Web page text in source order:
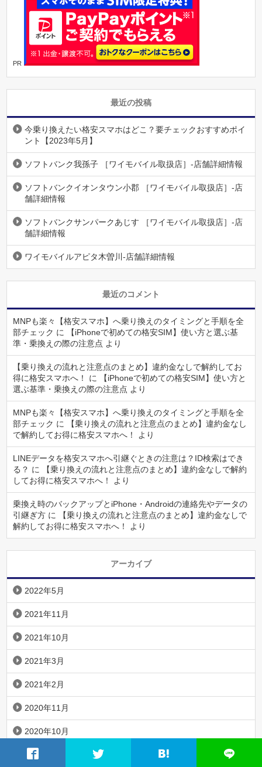
PR
最近の投稿
今乗り換えたい格安スマホはどこ？要チェックおすすめポイ
ント【2023年5月】
ソフトバンク我孫子 ［ワイモバイル取扱店］-店舗詳細情報
ソフトバンクイオンタウン小郡 ［ワイモバイル取扱店］-店
舗詳細情報
ソフトバンクサンパークあじす ［ワイモバイル取扱店］-店
舗詳細情報
ワイモバイルアピタ木曽川-店舗詳細情報
最近のコメント
MNPも楽々【格安スマホ】へ乗り換えのタイミングと手順を全
部チェック に
【iPhoneで初めての格安SIM】使い方と選ぶ基
準・乗換えの際の注意点 より
【乗り換えの流れと注意点のまとめ】違約金なしで解約してお
得に格安スマホへ！
に
【iPhoneで初めての格安SIM】使い方と
選ぶ基準・乗換えの際の注意点 より
MNPも楽々【格安スマホ】へ乗り換えのタイミングと手順を全
部チェック に
【乗り換えの流れと注意点のまとめ】違約金なし
で解約してお得に格安スマホへ！
より
LINEデータを格安スマホへ引継ぐときの注意は？ID検索はでき
る？ に
【乗り換えの流れと注意点のまとめ】違約金なしで解約
してお得に格安スマホへ！
より
乗換え時のバックアップとiPhone・Androidの連絡先やデータの
引継ぎ方 に
【乗り換えの流れと注意点のまとめ】違約金なしで
解約してお得に格安スマホへ！
より
アーカイブ
2022年5月
2021年11月
2021年10月
2021年3月
2021年2月
2020年11月
2020年10月
2020年9月